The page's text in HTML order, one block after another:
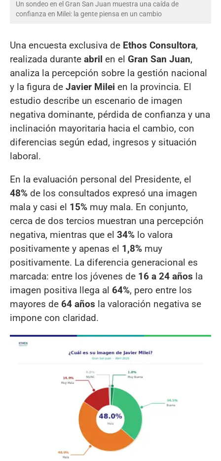
Un sondeo en el Gran San Juan muestra una caída de
confianza en Milei: la gente piensa en un cambio
Una encuesta exclusiva de Ethos Consultora,
realizada durante abril en el Gran San Juan,
analiza la percepción sobre la gestión nacional
y la figura de Javier Milei en la provincia. El
estudio describe un escenario de imagen
negativa dominante, pérdida de confianza y una
inclinación mayoritaria hacia el cambio, con
diferencias según edad, ingresos y situación
laboral.
En la evaluación personal del Presidente, el
48% de los consultados expresó una imagen
mala y casi el 15% muy mala. En conjunto,
cerca de dos tercios muestran una percepción
negativa, mientras que el 34% lo valora
positivamente y apenas el 1,8% muy
positivamente. La diferencia generacional es
marcada: entre los jóvenes de 16 a 24 años la
imagen positiva llega al 64%, pero entre los
mayores de 64 años la valoración negativa se
impone con claridad.